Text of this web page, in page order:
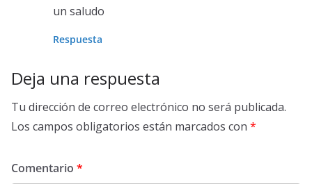
un saludo
Respuesta
Deja una respuesta
Tu dirección de correo electrónico no será publicada.
Los campos obligatorios están marcados con *
Comentario *